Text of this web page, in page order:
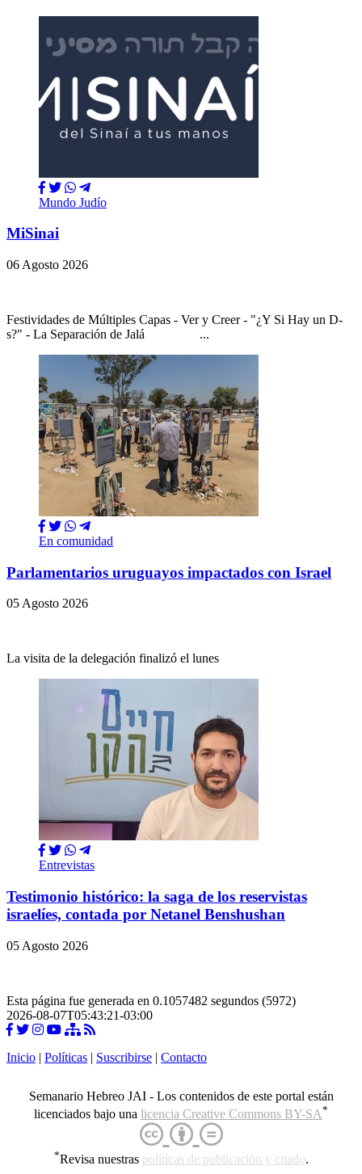
Mundo Judío
MiSinai
06 Agosto 2026
Festividades de Múltiples Capas - Ver y Creer - "¿Y Si Hay un D-
s?" - La Separación de Jalá ...
En comunidad
Parlamentarios uruguayos impactados con Israel
05 Agosto 2026
La visita de la delegación finalizó el lunes
Entrevistas
Testimonio histórico: la saga de los reservistas
israelíes, contada por Netanel Benshushan
05 Agosto 2026
Esta página fue generada en 0.1057482 segundos (5972)
2026-08-07T05:43:21-03:00
Inicio | Políticas | Suscribirse | Contacto
Semanario Hebreo JAI - Los contenidos de este portal están
licenciados bajo una licencia Creative Commons BY-SA*
*Revisa nuestras políticas de publicación y citado.